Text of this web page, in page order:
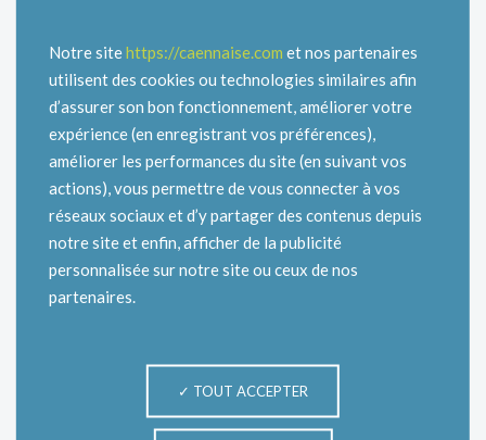
Notre sitehttps://caennaise.com et nos partenaires
utilisent des cookies ou technologies similaires afin
d’assurer son bon fonctionnement, améliorer votre
expérience (en enregistrant vos préférences),
améliorer les performances du site (en suivant vos
actions), vous permettre de vous connecter à vos
réseaux sociaux et d’y partager des contenus depuis
notre site et enfin, afficher de la publicité
personnalisée sur notre site ou ceux de nos
partenaires.
TOUT ACCEPTER